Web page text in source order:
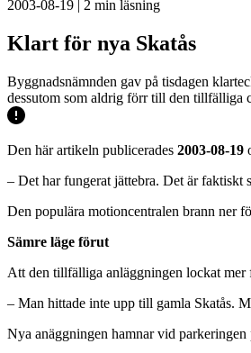
2003-08-19 | 2 min läsning
Klart för nya Skatås
Byggnadsnämnden gav på tisdagen
dessutom som aldrig förr till den tillfälliga
Den här artikeln publicerades 2003-08-19
– Det har fungerat jättebra. Det är faktiskt
Den populära motioncentralen brann ner
Sämre läge förut
Att den tillfälliga anläggningen lockat mer
– Man hittade inte upp till gamla Skatås.
Nya anäggningen hamnar vid